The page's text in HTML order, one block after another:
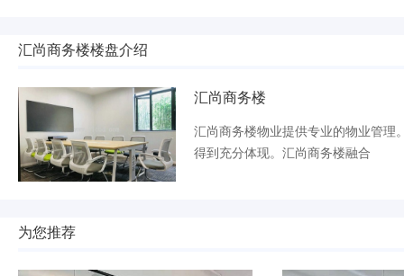
汇尚商务楼楼盘介绍
汇尚商务楼
汇尚商务楼物业提供专业的物业管理
得到充分体现。汇尚商务楼融合
为您推荐